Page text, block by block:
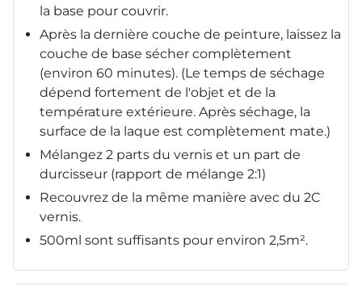
la base pour couvrir.
Après la dernière couche de peinture, laissez la
couche de base sécher complètement
(environ 60 minutes). (Le temps de séchage
dépend fortement de l'objet et de la
température extérieure. Après séchage, la
surface de la laque est complètement mate.)
Mélangez 2 parts du vernis et un part de
durcisseur (rapport de mélange 2:1)
Recouvrez de la même manière avec du 2C
vernis.
500ml sont suffisants pour environ 2,5m².